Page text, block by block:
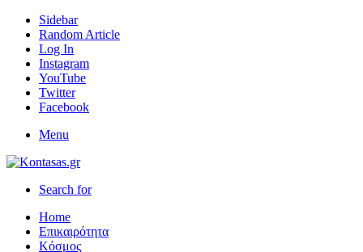
Sidebar
Random Article
Log In
Instagram
YouTube
Twitter
Facebook
Menu
Search for
Home
Επικαιρότητα
Κόσμος